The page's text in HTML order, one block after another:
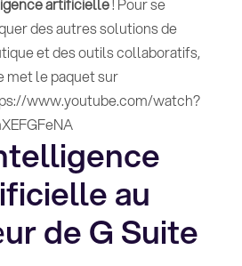
des autres solutions de
et des outils collaboratifs,
met le paquet sur
www.youtube.com/watch?
au
de G Suite